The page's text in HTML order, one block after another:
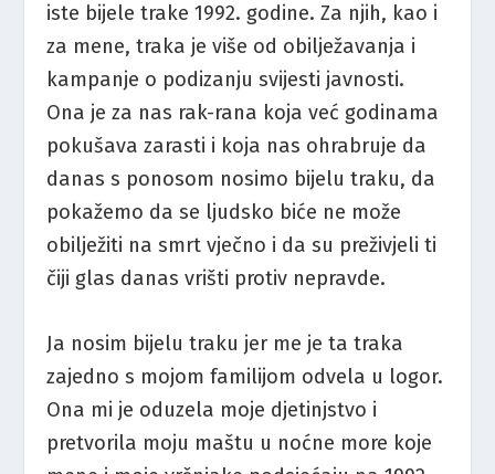
iste bijele trake 1992. godine. Za njih, kao i
za mene, traka je više od obilježavanja i
kampanje o podizanju svijesti javnosti.
Ona je za nas rak-rana koja već godinama
pokušava zarasti i koja nas ohrabruje da
danas s ponosom nosimo bijelu traku, da
pokažemo da se ljudsko biće ne može
obilježiti na smrt vječno i da su preživjeli ti
čiji glas danas vrišti protiv nepravde.
Ja nosim bijelu traku jer me je ta traka
zajedno s mojom familijom odvela u logor.
Ona mi je oduzela moje djetinjstvo i
pretvorila moju maštu u noćne more koje